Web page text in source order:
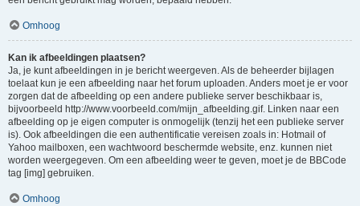
Omhoog
Kan ik afbeeldingen plaatsen?
Ja, je kunt afbeeldingen in je bericht weergeven. Als de beheerder bijlagen
toelaat kun je een afbeelding naar het forum uploaden. Anders moet je er voor
zorgen dat de afbeelding op een andere publieke server beschikbaar is,
bijvoorbeeld http://www.voorbeeld.com/mijn_afbeelding.gif. Linken naar een
afbeelding op je eigen computer is onmogelijk (tenzij het een publieke server
is). Ook afbeeldingen die een authentificatie vereisen zoals in: Hotmail of
Yahoo mailboxen, een wachtwoord beschermde website, enz. kunnen niet
worden weergegeven. Om een afbeelding weer te geven, moet je de BBCode
tag [img] gebruiken.
Omhoog